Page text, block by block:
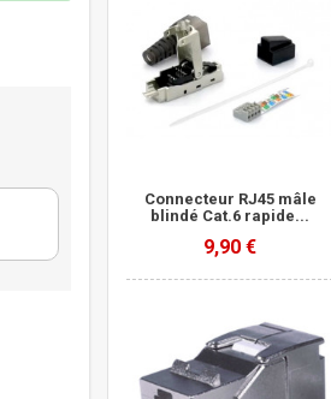
Connecteur RJ45 mâle
blindé Cat.6 rapide...
9,90 €